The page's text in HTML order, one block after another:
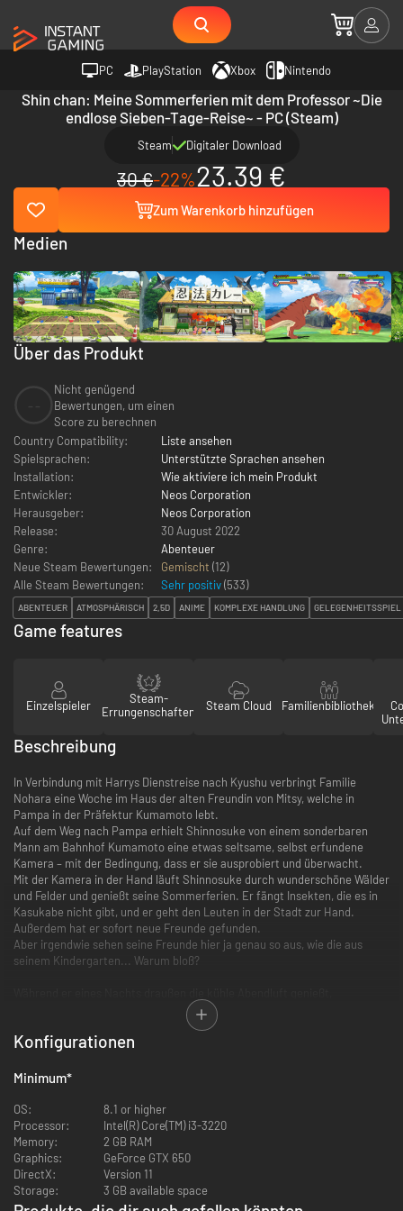
PC PlayStation Xbox Nintendo
Shin chan: Meine Sommerferien mit dem Professor ~Die
endlose Sieben-Tage-Reise~ - PC (Steam)
Steam Digitaler Download
30 €-22%23.39 €
Zum Warenkorb hinzufügen
Über das Produkt
Nicht genügend
Bewertungen, um einen
Score zu berechnen
Country Compatibility:
Liste ansehen
Spielsprachen:
Unterstützte Sprachen ansehen
Installation:
Wie aktiviere ich mein Produkt
Entwickler:
Neos Corporation
Herausgeber:
Neos Corporation
Release:
30 August 2022
Genre:
Abenteuer
Neue Steam Bewertungen:
Gemischt (12)
Alle Steam Bewertungen:
Sehr positiv(533)
ABENTEUER ATMOSPHÄRISCH 2,5D ANIME KOMPLEXE HANDLUNG GELEGENHEITSSPIEL
Medien
Game features
Einzelspieler
Steam-
Errungenschaften
Steam Cloud Familienbibliothek
Beschreibung
In Verbindung mit Harrys Dienstreise nach Kyushu verbringt Familie
Nohara eine Woche im Haus der alten Freundin von Mitsy, welche in
Pampa in der Präfektur Kumamoto lebt.
Auf dem Weg nach Pampa erhielt Shinnosuke von einem sonderbaren
Mann am Bahnhof Kumamoto eine etwas seltsame, selbst erfundene
Kamera – mit der Bedingung, dass er sie ausprobiert und überwacht.
Mit der Kamera in der Hand läuft Shinnosuke durch wunderschöne Wälder
und Felder und genießt seine Sommerferien. Er fängt Insekten, die es in
Kasukabe nicht gibt, und er geht den Leuten in der Stadt zur Hand.
Außerdem hat er sofort neue Freunde gefunden.
Aber irgendwie sehen seine Freunde hier ja genau so aus, wie die aus
seinem Kindergarten... Warum bloß?
beobachtet Shinnosuke im Schein des Vollmonds eine riesige Kreatur.
Neben ihr steht ein laut lachender Mann...
Es ist der etwas sonderbare Mann, der ihm am Bahnhof die Kamera
Sein Name ist "Professor Perfidus". Seit diesem Zusammentreffen
Wie du die Sommerferien verbringst
Morgendliche Pampa-Gymnastik
Konfigurationen
Minimum*
OS:
8.1 or higher
Processor:
Intel(R) Core(TM) i3-3220
Memory:
2 GB RAM
Graphics:
GeForce GTX 650
DirectX:
Version 11
Storage:
3 GB available space